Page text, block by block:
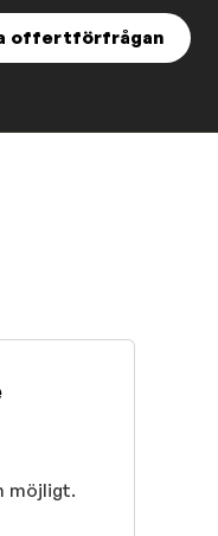
offertförfrågan
möjligt.